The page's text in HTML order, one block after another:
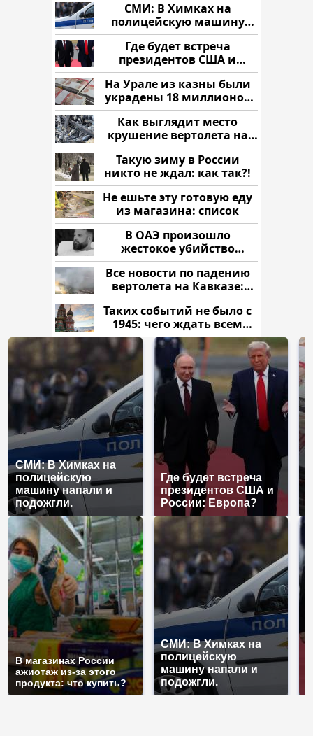
СМИ: В Химках на
полицейскую машину
напали и подожгли.
Где будет встреча
президентов США и
России: Европа?
На Урале из казны были
украдены 18 миллионов
рублей
Как выглядит место
крушение вертолета на
Кавказе: смотреть
Такую зиму в России
никто не ждал: как так?!
Не ешьте эту готовую еду
из магазина: список
В ОАЭ произошло
жестокое убийство
криптомиллионера
Все новости по падению
вертолета на Кавказе:
читать здесь
Таких событий не было с
1945: чего ждать всем
нам?
СМИ: В Химках на
полицейскую
машину напали и
подожгли.
Где будет встреча
президентов США и
России: Европа?
В магазинах России
ажиотаж из-за этого
продукта: что купить?
СМИ: В Химках на
полицейскую
машину напали и
подожгли.